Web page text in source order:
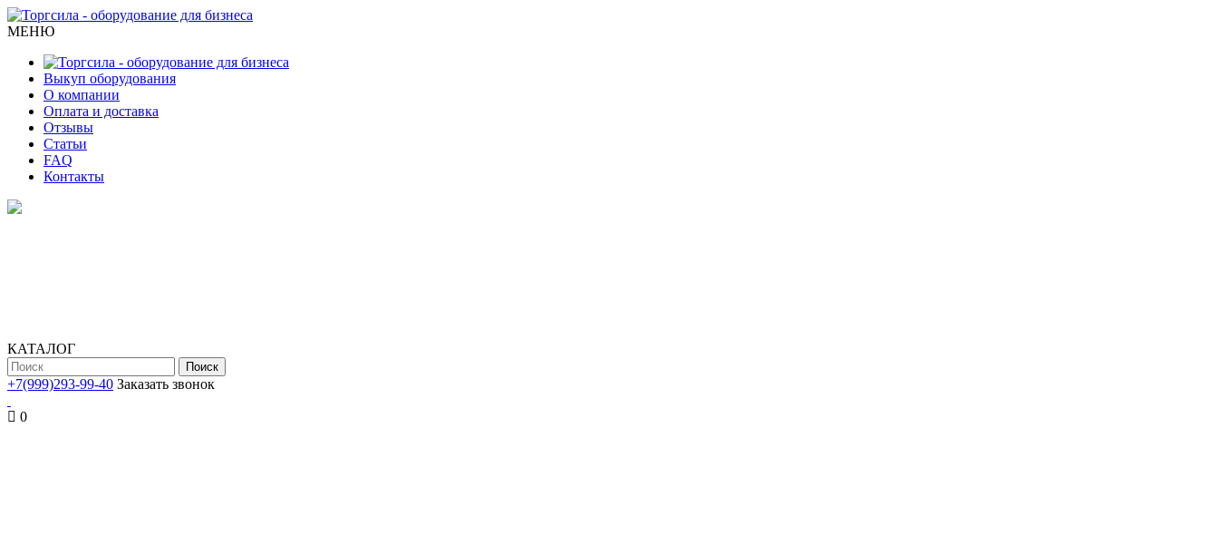
МЕНЮ
Выкуп оборудования
О компании
Оплата и доставка
Отзывы
Статьи
FAQ
Контакты
КАТАЛОГ
Поиск
+7(999)293-99-40 Заказать звонок
0